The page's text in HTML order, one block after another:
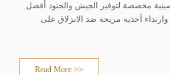
مخصصة لتوفير الجيش والجنود أفضل
وارتداء أحذية مريحة ضد الانزلاق على
Read More >>